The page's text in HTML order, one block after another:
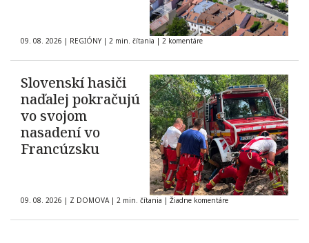
09. 08. 2026 | REGIÓNY | 2 min. čítania | 2 komentáre
Slovenskí hasiči
naďalej pokračujú
vo svojom
nasadení vo
Francúzsku
09. 08. 2026 | Z DOMOVA | 2 min. čítania | Žiadne komentáre